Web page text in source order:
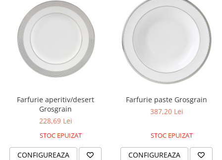
Farfurie aperitiv/desert
Grosgrain
228,69 Lei
STOC EPUIZAT
CONFIGUREAZA
Farfurie paste Grosgrain
387,20 Lei
STOC EPUIZAT
CONFIGUREAZA